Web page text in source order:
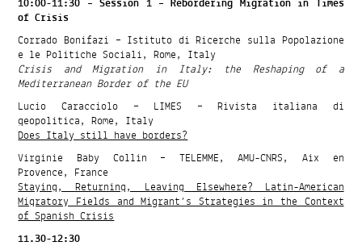
of Crisis
Corrado Bonifazi – Istituto di Ricerche sulla Popolazione
e le Politiche Sociali, Rome, Italy
Crisis and Migration in Italy: the Reshaping of a
Mediterranean Border of the EU
Lucio Caracciolo – LIMES – Rivista italiana di
geopolitica, Rome, Italy
Does Italy still have borders?
Virginie Baby Collin – TELEMME, AMU-CNRS, Aix en
Provence, France
Staying, Returning, Leaving Elsewhere? Latin-American
Migratory Fields and Migrant’s Strategies in the Context
of Spanish Crisis
11.30-12:30